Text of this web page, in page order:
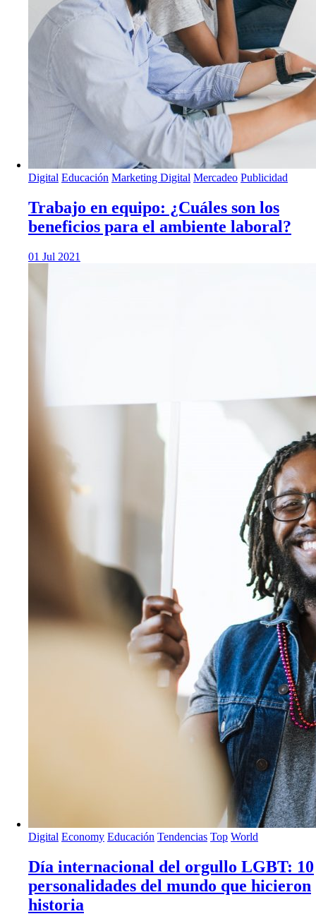
Digital Educación Marketing Digital Mercadeo Publicidad
Trabajo en equipo: ¿Cuáles son los
beneficios para el ambiente laboral?
01 Jul 2021
Digital Economy Educación Tendencias Top World
Día internacional del orgullo LGBT: 10
personalidades del mundo que hicieron
historia